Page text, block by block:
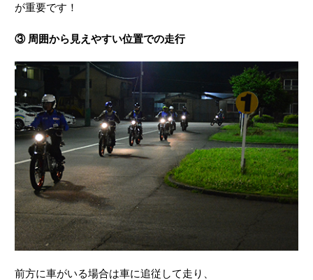
が重要です！
③ 周囲から見えやすい位置での走行
前方に車がいる場合は車に追従して走り、